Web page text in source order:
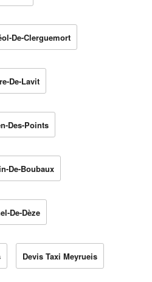
De-Clerguemort
De-Lavit
Des-Points
De-Boubaux
De-Dèze
Devis Taxi Meyrueis